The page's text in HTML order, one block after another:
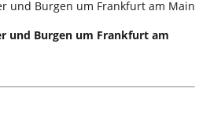
und Burgen um Frankfurt am